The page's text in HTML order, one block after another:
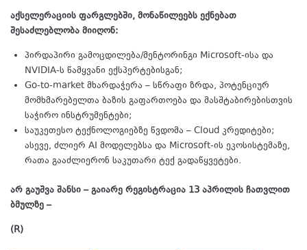
აქსელერაციის ფარგლებში, მონაწილეებს ექნებათ
შესაძლებლობა მიიღონ:
პირდაპირი გამოცდილება/მენტორინგი Microsoft-ისა და
NVIDIA-ს წამყვანი ექსპერტებისგან;
Go-to-market მხარდაჭერა – სწრაფი ზრდა, პოტენციურ
მომხმარებელთა ბაზის გაფართოება და მასშტაბირებისთვის
საჭირო ინსტრუმენტები;
საუკეთესო ტექნოლოგიებზე წვდომა – Cloud კრედიტები;
ასევე, ძლიერ AI მოდელებსა და Microsoft-ის ეკოსისტემაზე,
რათა გააძლიერონ საკუთარი ტექ გადაწყვეტები.
არ გაუშვა შანსი – გაიარე რეგისტრაცია 13 აპრილის ჩათვლით
ბმულზე –
(R)